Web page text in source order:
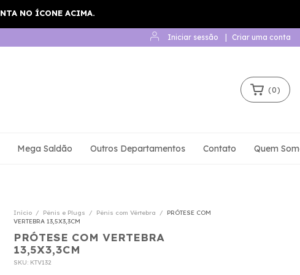
Iniciar sessão Criar uma conta
(0)
Mega Saldão Outros Departamentos Contato Quem
Início / Pênis e Plugs / Pênis com Vértebra /
PRÓTESE COM
VERTEBRA 13,5X3,3CM
PRÓTESE COM VERTEBRA
13,5X3,3CM
SKU: KTV132